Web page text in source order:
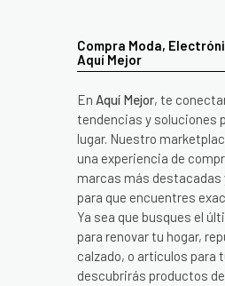
Compra Moda,
Aquí Mejor
En Aquí Mejor, te
tendencias y soluciones
lugar. Nuestro
una experiencia de
marcas más destacadas
para que encuentres
Ya sea que busques el
para renovar tu hogar,
calzado, o artículos para
descubrirás productos